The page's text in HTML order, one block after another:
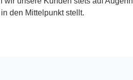
den Mittelpunkt stellt.